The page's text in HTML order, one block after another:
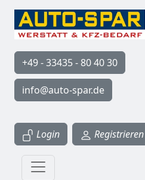
+49 - 33435 - 80 40 30
info@auto-spar.de
Login Registrieren